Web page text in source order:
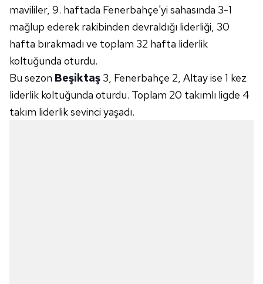
mavililer, 9. haftada Fenerbahçe'yi sahasında 3-1
mağlup ederek rakibinden devraldığı liderliği, 30
hafta bırakmadı ve toplam 32 hafta liderlik
koltuğunda oturdu.
Bu sezon Beşiktaş 3, Fenerbahçe 2, Altay ise 1 kez
liderlik koltuğunda oturdu. Toplam 20 takımlı ligde 4
takım liderlik sevinci yaşadı.